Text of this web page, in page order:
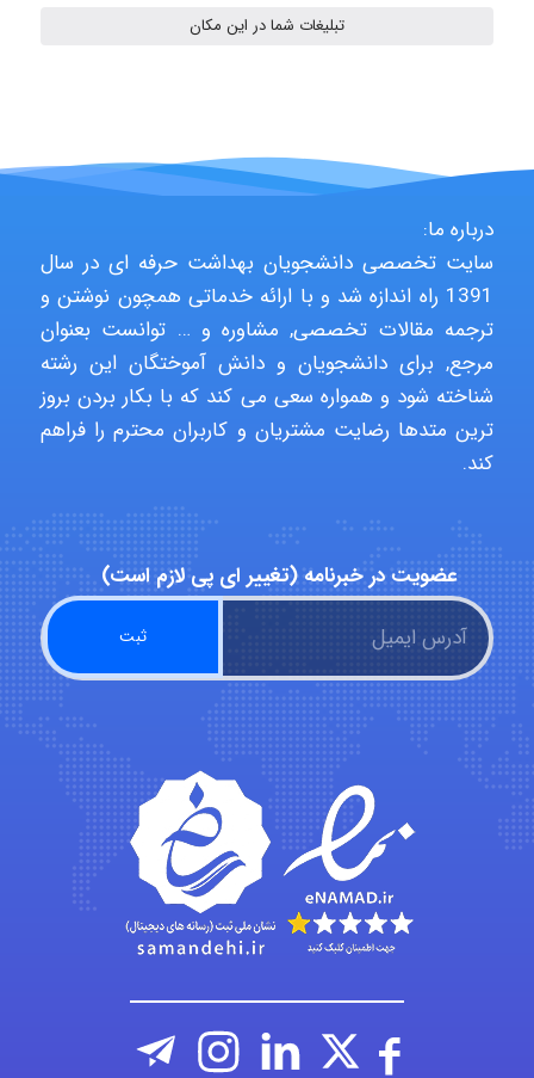
Minoo1375
Sara
ZAK
vali
fahimeh sheibani
HaddadiMahsa
تبلیغات شما در این مکان
درباره ما:
سایت تخصصی دانشجویان بهداشت حرفه ای در سال
1391 راه اندازه شد و با ارائه خدماتی همچون نوشتن و
ترجمه مقالات تخصصی, مشاوره و … توانست بعنوان
مرجع, برای دانشجویان و دانش آموختگان این رشته
شناخته شود و همواره سعی می کند که با بکار بردن بروز
ترین متدها رضایت مشتریان و کاربران محترم را فراهم
کند.
عضویت در خبرنامه (تغییر ای پی لازم است)